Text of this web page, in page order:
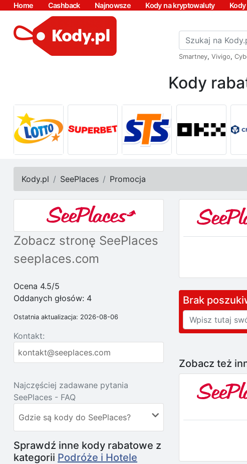
Home Cashback Najnowsze Kody na kryptowaluty
Smartney, Vivigo,
Kody
Kody.pl SeePlaces Promocja
Zobacz stronę SeePlaces
seeplaces.com
Ocena 4.5/5
Oddanych głosów: 4
Ostatnia aktualizacja: 2026-08-06
Kontakt:
kontakt@seeplaces.com
Najczęściej zadawane pytania
SeePlaces - FAQ
Gdzie są kody do SeePlaces?
Sprawdź inne kody rabatowe z
kategorii Podróże i Hotele
Brak
Zobacz też